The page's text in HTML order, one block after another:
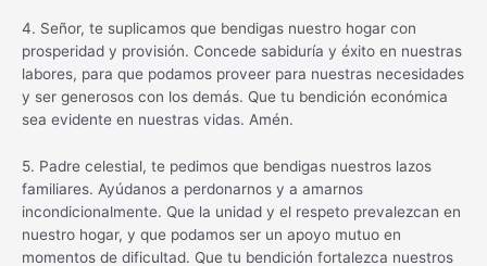
4. Señor, te suplicamos que bendigas nuestro hogar con
prosperidad y provisión. Concede sabiduría y éxito en nuestras
labores, para que podamos proveer para nuestras necesidades
y ser generosos con los demás. Que tu bendición económica
sea evidente en nuestras vidas. Amén.
5. Padre celestial, te pedimos que bendigas nuestros lazos
familiares. Ayúdanos a perdonarnos y a amarnos
incondicionalmente. Que la unidad y el respeto prevalezcan en
nuestro hogar, y que podamos ser un apoyo mutuo en
momentos de dificultad. Que tu bendición fortalezca nuestros